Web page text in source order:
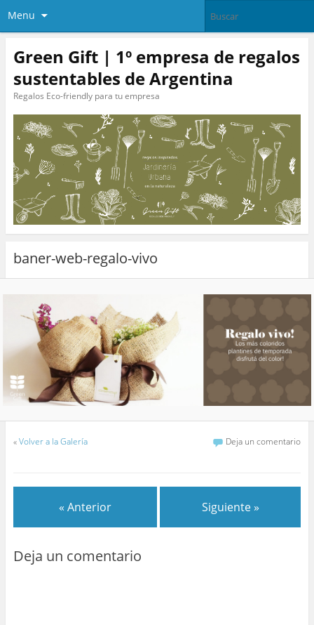
Menu
Green Gift | 1º empresa de regalos
sustentables de Argentina
Regalos Eco-friendly para tu empresa
baner-web-regalo-vivo
«Volver a la Galería Deja un comentario
« Anterior Siguiente »
Deja un comentario